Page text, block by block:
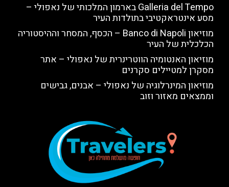
Galleria del Tempo בארמון המלכותי של נאפולי –
מסע אינטראקטיבי בתולדות העיר
מוזיאון Banco di Napoli – הכסף, המסחר וההיסטוריה
הכלכלית של העיר
מוזיאון האנטומיה הווטרינרית של נאפולי – אתר
מסקרן למטיילים סקרנים
מוזיאון המינרלוגיה של נאפולי – אבנים, גבישים
וממצאים מאזור וזוב